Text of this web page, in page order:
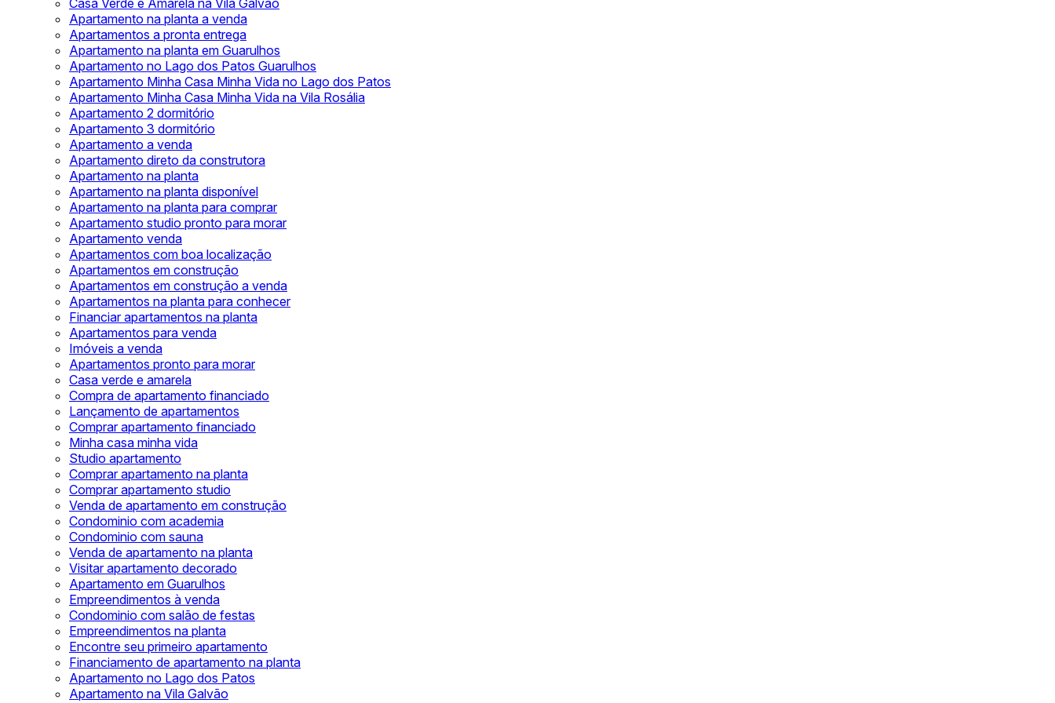
Casa Verde e Amarela na Vila Galvão
Apartamento na planta a venda
Apartamentos a pronta entrega
Apartamento na planta em Guarulhos
Apartamento no Lago dos Patos Guarulhos
Apartamento Minha Casa Minha Vida no Lago dos Patos
Apartamento Minha Casa Minha Vida na Vila Rosália
Apartamento 2 dormitório
Apartamento 3 dormitório
Apartamento a venda
Apartamento direto da construtora
Apartamento na planta
Apartamento na planta disponível
Apartamento na planta para comprar
Apartamento studio pronto para morar
Apartamento venda
Apartamentos com boa localização
Apartamentos em construção
Apartamentos em construção a venda
Apartamentos na planta para conhecer
Financiar apartamentos na planta
Apartamentos para venda
Imóveis a venda
Apartamentos pronto para morar
Casa verde e amarela
Compra de apartamento financiado
Lançamento de apartamentos
Comprar apartamento financiado
Minha casa minha vida
Studio apartamento
Comprar apartamento na planta
Comprar apartamento studio
Venda de apartamento em construção
Condominio com academia
Condominio com sauna
Venda de apartamento na planta
Visitar apartamento decorado
Apartamento em Guarulhos
Empreendimentos à venda
Condominio com salão de festas
Empreendimentos na planta
Encontre seu primeiro apartamento
Financiamento de apartamento na planta
Apartamento no Lago dos Patos
Apartamento na Vila Galvão